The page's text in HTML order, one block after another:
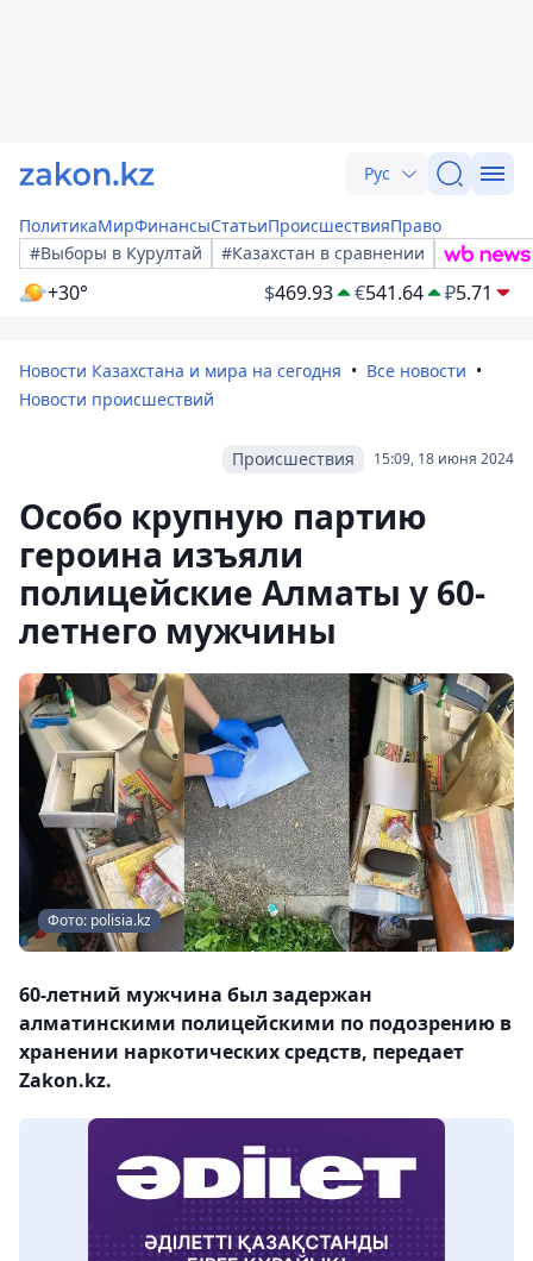
Рус
ПолитикаМирФинансыСтатьиПроисшествияПраво
#Выборы в Курултай
#Казахстан в сравнении
+30° $469.93 €541.64 ₽5.71
Новости Казахстана и мира на сегодня
Все новости
Новости происшествий
15:09, 18 июня 2024
Происшествия
Особо крупную партию
героина изъяли
полицейские Алматы у 60-
летнего мужчины
Фото: polisia.kz
60-летний мужчина был задержан
алматинскими полицейскими по подозрению в
хранении наркотических средств, передает
Zakon.kz.